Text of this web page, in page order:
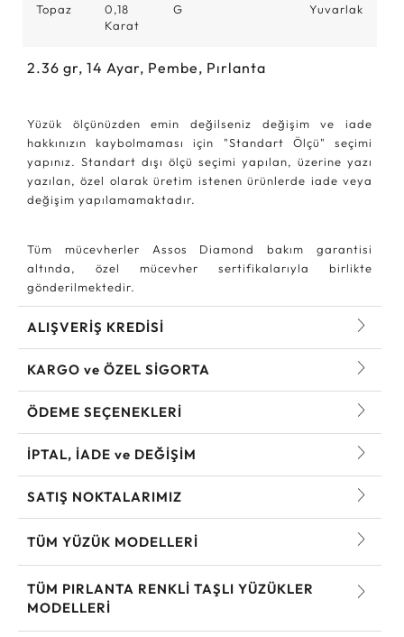
Topaz
0,18
Karat
G Yuvarlak
2.36 gr, 14 Ayar, Pembe, Pırlanta
Yüzük ölçünüzden emin değilseniz değişim ve iade
hakkınızın kaybolmaması için "Standart Ölçü" seçimi
yapınız. Standart dışı ölçü seçimi yapılan, üzerine yazı
yazılan, özel olarak üretim istenen ürünlerde iade veya
değişim yapılamamaktadır.
Tüm mücevherler Assos Diamond bakım garantisi
altında, özel mücevher sertifikalarıyla birlikte
gönderilmektedir.
ALIŞVERİŞ KREDİSİ
KARGO ve ÖZEL SİGORTA
ÖDEME SEÇENEKLERİ
İPTAL, İADE ve DEĞİŞİM
SATIŞ NOKTALARIMIZ
TÜM YÜZÜK MODELLERI
TÜM PIRLANTA RENKLI TAŞLI YÜZÜKLER
MODELLERI